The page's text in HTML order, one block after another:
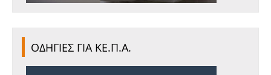
ΟΔΗΓΙΕΣ ΓΙΑ ΚΕ.Π.Α.